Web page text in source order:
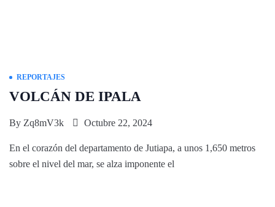
REPORTAJES
VOLCÁN DE IPALA
By Zq8mV3k Octubre 22, 2024
En el corazón del departamento de Jutiapa, a unos 1,650 metros
sobre el nivel del mar, se alza imponente el